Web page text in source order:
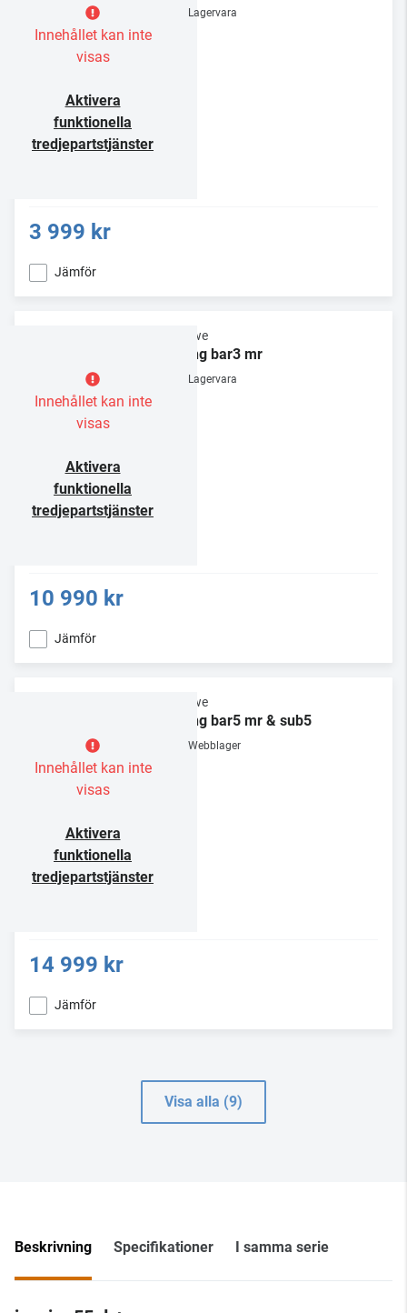
Innehållet kan inte
visas
Aktivera
funktionella
tredjepartstjänster
Lagervara
3 999 kr
Jämför
Innehållet kan inte
visas
Aktivera
funktionella
tredjepartstjänster
Loewe
klang bar3 mr
Lagervara
10 990 kr
Jämför
Innehållet kan inte
visas
Aktivera
funktionella
tredjepartstjänster
Loewe
klang bar5 mr & sub5
Webblager
14 999 kr
Jämför
Visa alla (9)
Beskrivning Specifikationer I samma serie